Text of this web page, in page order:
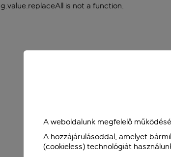
g.value.replaceAll is not a function.
A weboldalunk megfelelő
A hozzájárulásoddal, amelyet
(cookieless) technológiát